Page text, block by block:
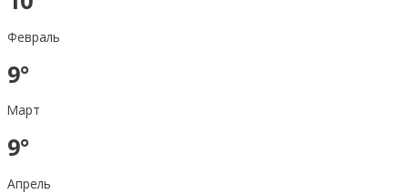
Февраль
9°
Март
9°
Апрель